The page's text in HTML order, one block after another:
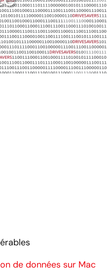
de données sur Mac